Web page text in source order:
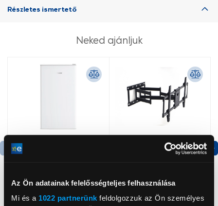
Az Ön adatainak felelősségteljes felhasználása
Mi és a 1022 partnerünk feldolgozzuk az Ön személyes
Részletes ismertető
Neked ajánljuk
Candy CHASD4385EWC
Dyras CNSL-846B